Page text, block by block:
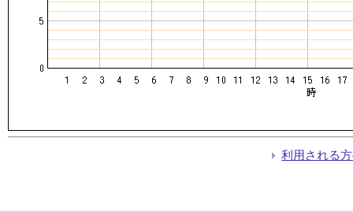
利用される